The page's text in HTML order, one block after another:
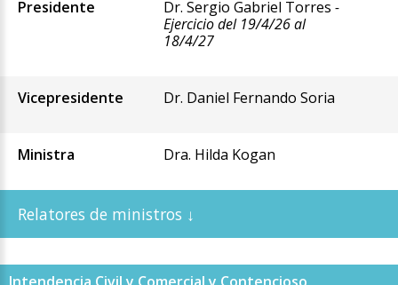
Presidente Dr. Sergio Gabriel Torres -
Ejercicio del 19/4/26 al
18/4/27
Vicepresidente Dr. Daniel Fernando Soria
Ministra Dra. Hilda Kogan